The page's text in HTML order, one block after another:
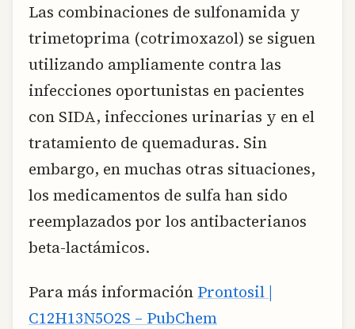
Las combinaciones de sulfonamida y
trimetoprima (cotrimoxazol) se siguen
utilizando ampliamente contra las
infecciones oportunistas en pacientes
con SIDA, infecciones urinarias y en el
tratamiento de quemaduras. Sin
embargo, en muchas otras situaciones,
los medicamentos de sulfa han sido
reemplazados por los antibacterianos
beta-lactámicos.
Para más información Prontosil |
C12H13N5O2S – PubChem